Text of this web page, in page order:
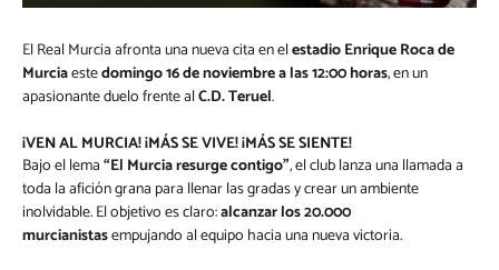
El Real Murcia afronta una nueva cita en elestadio Enrique Roca de
Murciaestedomingo 16 de noviembre a las 12:00 horas, en un
apasionante duelo frente alC.D. Teruel.
¡VEN AL MURCIA! ¡MÁS SE VIVE! ¡MÁS SE SIENTE!
Bajo el lema“El Murcia resurge contigo”, el club lanza una llamada a
toda la afición grana para llenar las gradas y crear un ambiente
inolvidable. El objetivo es claro:alcanzar los 20.000
murcianistasempujando al equipo hacia una nueva victoria.